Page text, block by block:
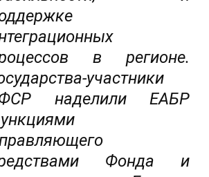
в регионе.
участники
наделили ЕАБР
Фонда и